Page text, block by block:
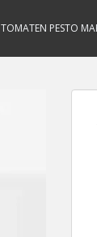
TOMATEN PESTO